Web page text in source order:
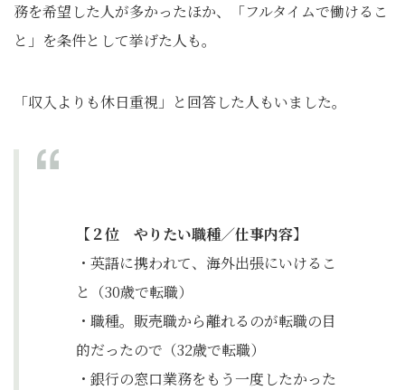
務を希望した人が多かったほか、「フルタイムで働けるこ
と」を条件として挙げた人も。
「収入よりも休日重視」と回答した人もいました。
【２位 やりたい職種／仕事内容】
・英語に携われて、海外出張にいけるこ
と（30歳で転職）
・職種。販売職から離れるのが転職の目
的だったので（32歳で転職）
・銀行の窓口業務をもう一度したかった